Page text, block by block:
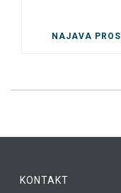
NAJAVA
KONTAKT